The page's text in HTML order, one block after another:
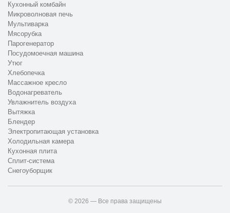
Кухонный комбайн
Микроволновая печь
Мультиварка
Мясорубка
Парогенератор
Посудомоечная машина
Утюг
Хлебопечка
Массажное кресло
Водонагреватель
Увлажнитель воздуха
Вытяжка
Блендер
Электропитающая установка
Холодильная камера
Кухонная плита
Сплит-система
Снегоуборщик
© 2026 — Все права защищены